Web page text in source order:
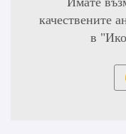
качествените
в